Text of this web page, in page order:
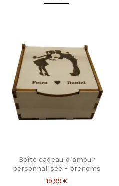
Boîte cadeau d’amour
personnalisée – prénoms
gravés, 2 tailles
19,99 €